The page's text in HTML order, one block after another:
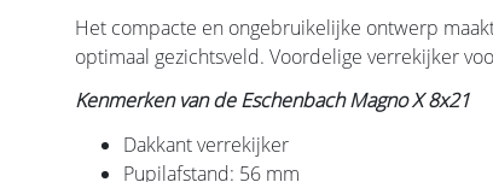
Het compacte en ongebruikelijke ontwerp
optimaal gezichtsveld. Voordelige verrekijker
Kenmerken van de Eschenbach Magno X 8x21
Dakkant verrekijker
Pupilafstand: 56 mm